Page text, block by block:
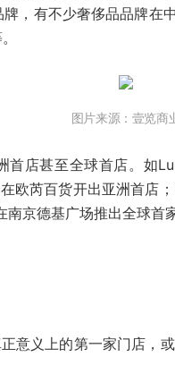
，有不少奢侈品品牌在
图片来源：壹览商
首店甚至全球首店。如
欧芮百货开出亚洲首店
京德基广场推出全球首
意义上的第一家门店，